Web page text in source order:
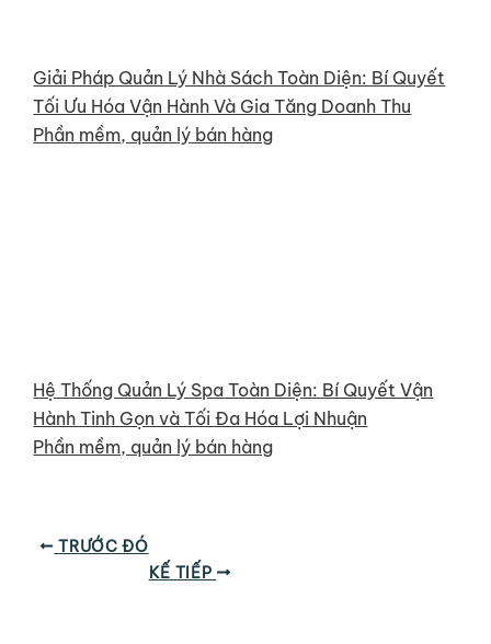
Giải Pháp Quản Lý Nhà Sách Toàn Diện: Bí Quyết
Tối Ưu Hóa Vận Hành Và Gia Tăng Doanh Thu
Phần mềm, quản lý bán hàng
Hệ Thống Quản Lý Spa Toàn Diện: Bí Quyết Vận
Hành Tinh Gọn và Tối Đa Hóa Lợi Nhuận
Phần mềm, quản lý bán hàng
TRƯỚC ĐÓ
KẾ TIẾP